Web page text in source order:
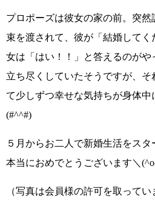
プロポーズは彼女の家の前。突
束を渡されて、彼が 「結婚してく
女は 「はい！！」
と答えるのがや
立ち尽くしていたそうですが、
て少しずつ幸せな気持ちが身体
(#^^#)
５月からお二人で新婚生活をスタ
本当におめでとうございます＼
（写真は会員様の許可を取ってい